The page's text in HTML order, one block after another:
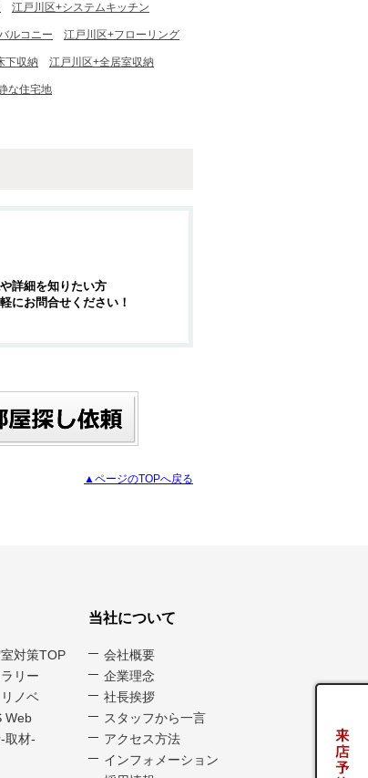
江戸川区+システムキッチン
ルコニー 江戸川区+フローリング
下収納 江戸川区+全居室収納
な住宅地
詳細を知りたい方
にお問合せください！
▲ページのTOPへ戻る
対策TOP
リー
ノベ
Web
取材-
当社について
会社概要
企業理念
社長挨拶
スタッフから一言
アクセス方法
インフォメーション